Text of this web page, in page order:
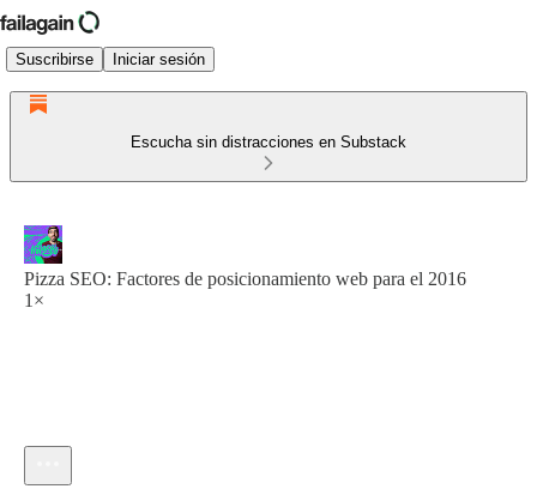
Suscribirse Iniciar sesión
Escucha sin distracciones en Substack
Pizza SEO: Factores de posicionamiento web para el 2016
1×